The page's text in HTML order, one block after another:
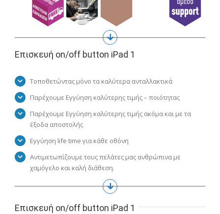
Επισκευή on/off button iPad 1
Τοποθετώντας μόνο τα καλύτερα ανταλλακτικά
Παρέχουμε Εγγύηση καλύτερης τιμής – ποιότητας
Παρέχουμε Εγγύηση καλύτερης τιμής ακόμα και με τα
έξοδα αποστολής
Εγγύηση life time για κάθε οθόνη
Αντιμετωπίζουμε τους πελάτες μας ανθρώπινα με
χαμόγελο και καλή διάθεση.
Επισκευή on/off button iPad 1